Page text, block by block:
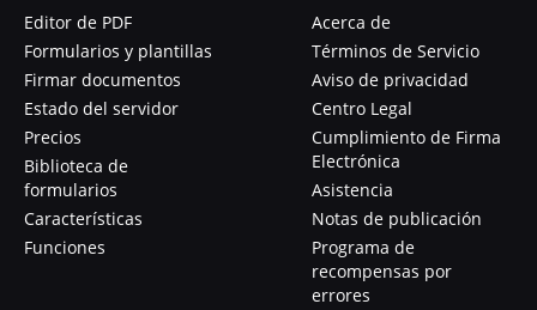
Editor de PDF
Formularios y plantillas
Firmar documentos
Estado del servidor
Precios
Biblioteca de
formularios
Características
Funciones
Acerca de
Términos de Servicio
Aviso de privacidad
Centro Legal
Cumplimiento de Firma
Electrónica
Asistencia
Notas de publicación
Programa de
recompensas por
errores